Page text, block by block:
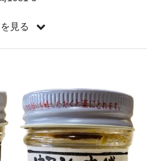
致しますが何卒よろしくお願
見る